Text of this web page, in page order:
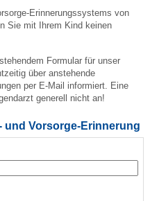
Erinnerungssystems von
Sie mit Ihrem Kind keinen
Formular für unser
über anstehende
per E-Mail informiert. Eine
generell nicht an!
und Vorsorge-Erinnerung